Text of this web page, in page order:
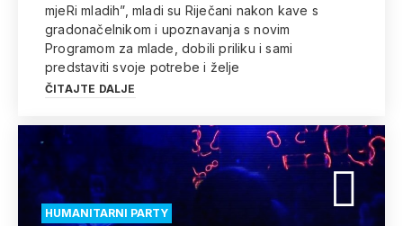
mjeRi mladih”, mladi su Riječani nakon kave s
gradonačelnikom i upoznavanja s novim
Programom za mlade, dobili priliku i sami
predstaviti svoje potrebe i želje
ČITAJTE DALJE
HUMANITARNI PARTY